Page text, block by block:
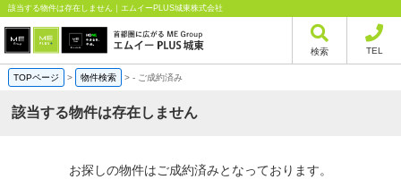
該当する物件は存在しません｜エムイーPLUS城東株式会社
検索 TEL
TOPページ > 物件検索 >- ご成約済み
該当する物件は存在しません
お探しの物件はご成約済みとなっております。